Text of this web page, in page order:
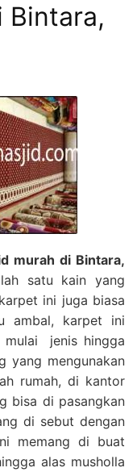
Bintara,
murah di Bintara,
satu kain yang
ini juga biasa
ambal, karpet ini
mulai jenis hingga
yang mengunakan
rumah, di kantor
bisa di pasangkan
di sebut dengan
memang di buat
alas musholla